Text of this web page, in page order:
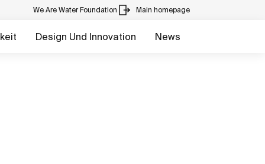
We Are Water Foundation Main homepage
Design Und Innovation News